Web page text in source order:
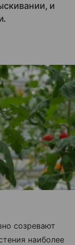
и
созревают
наиболее